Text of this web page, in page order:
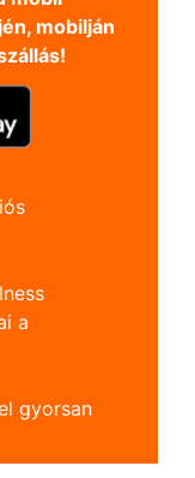
mobilján
a
gyorsan